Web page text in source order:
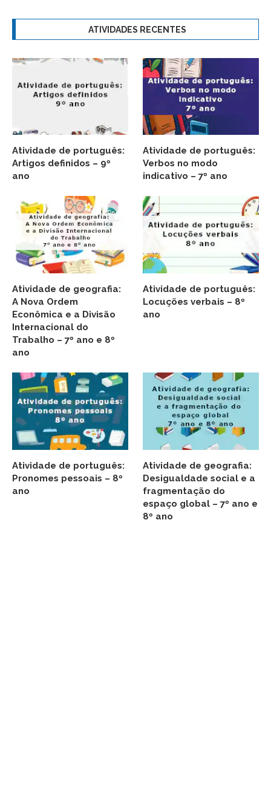
ATIVIDADES RECENTES
Atividade de português:
Artigos definidos – 9º
ano
Atividade de português:
Verbos no modo
indicativo – 7º ano
Atividade de geografia:
A Nova Ordem
Econômica e a Divisão
Internacional do
Trabalho – 7º ano e 8º
ano
Atividade de português:
Locuções verbais – 8º
ano
Atividade de português:
Pronomes pessoais – 8º
ano
Atividade de geografia:
Desigualdade social e a
fragmentação do
espaço global – 7º ano e
8º ano